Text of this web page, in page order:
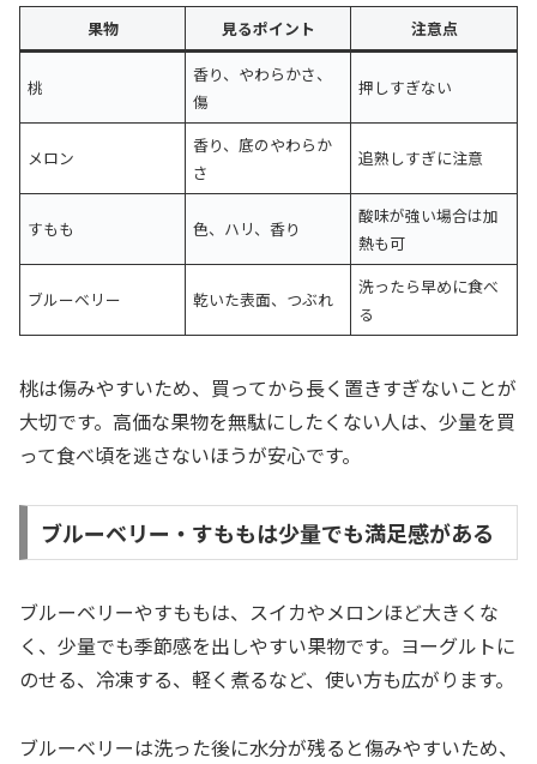
果物 見るポイント 注意点
桃
香り、やわらかさ、
傷
押しすぎない
メロン
香り、底のやわらか
さ
追熟しすぎに注意
すもも 色、ハリ、香り
酸味が強い場合は加
熱も可
ブルーベリー 乾いた表面、つぶれ
洗ったら早めに食べ
る
桃は傷みやすいため、買ってから長く置きすぎないことが
大切です。高価な果物を無駄にしたくない人は、少量を買
って食べ頃を逃さないほうが安心です。
ブルーベリー・すももは少量でも満足感がある
ブルーベリーやすももは、スイカやメロンほど大きくな
く、少量でも季節感を出しやすい果物です。ヨーグルトに
のせる、冷凍する、軽く煮るなど、使い方も広がります。
ブルーベリーは洗った後に水分が残ると傷みやすいため、